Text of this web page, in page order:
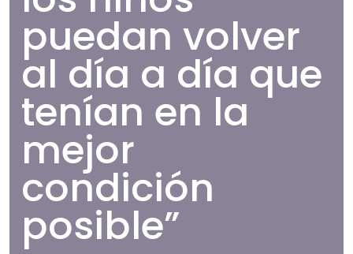
puedan volver
al día a día que
tenían en la
mejor
condición
posible”